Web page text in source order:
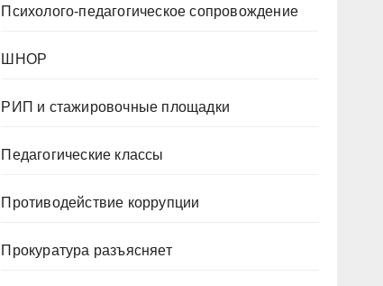
Психолого-педагогическое сопровождение
ШНОР
РИП и стажировочные площадки
Педагогические классы
Противодействие коррупции
Прокуратура разъясняет